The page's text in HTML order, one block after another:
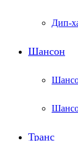
Дип-
Шансон
Транс